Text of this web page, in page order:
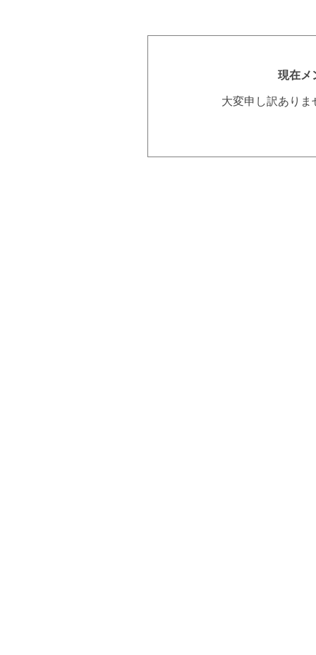
現在メ
大変申し訳あり